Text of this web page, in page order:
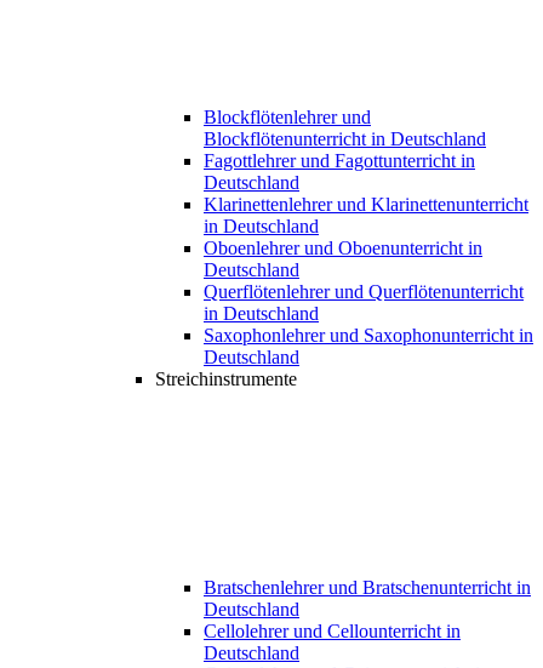
Blockflötenlehrer und
Blockflötenunterricht in Deutschland
Fagottlehrer und Fagottunterricht in
Deutschland
Klarinettenlehrer und Klarinettenunterricht
in Deutschland
Oboenlehrer und Oboenunterricht in
Deutschland
Querflötenlehrer und Querflötenunterricht
in Deutschland
Saxophonlehrer und Saxophonunterricht in
Deutschland
Streichinstrumente
Bratschenlehrer und Bratschenunterricht in
Deutschland
Cellolehrer und Cellounterricht in
Deutschland